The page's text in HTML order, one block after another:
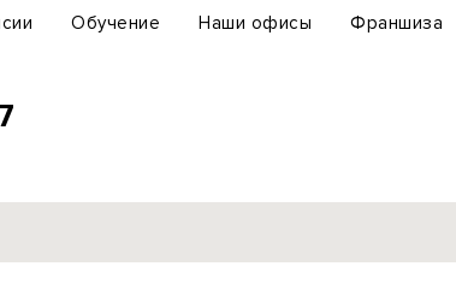
Обучение Наши офисы Франшиза